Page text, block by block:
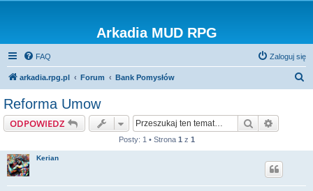
Arkadia MUD RPG
FAQ Zaloguj się
arkadia.rpg.pl Forum Bank Pomysłów
Reforma Umow
ODPOWIEDZ Szukaj
Posty: 1 • Strona 1 z 1
Kerian